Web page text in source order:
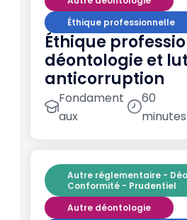
Éthique professionnelle
Éthique
déontologie et
anticorruption
Fondament
aux
60
minutes
Autre réglementaire -
Conformité - Prudentiel
Autre déontologie